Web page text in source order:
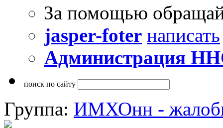
За помощью
jasper-foter написать
Администрация
поиск по сайту
Группа: ИМХОнн -